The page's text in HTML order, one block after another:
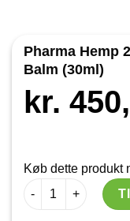
Pharma Hemp
Balm (30ml)
kr.
Køb dette produkt
Pharma Hemp